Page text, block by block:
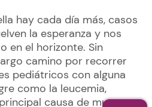
hay cada día más, casos
la esperanza y nos
en el horizonte. Sin
camino por recorrer
pediátricos con alguna
como la leucemia,
causa de muerte